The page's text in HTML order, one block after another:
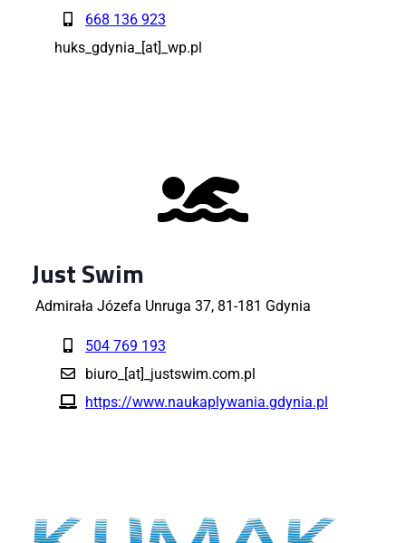
668 136 923
huks_gdynia_[at]_wp.pl
Just Swim
Admirała Józefa Unruga 37, 81-181 Gdynia
504 769 193
biuro_[at]_justswim.com.pl
https://www.naukaplywania.gdynia.pl